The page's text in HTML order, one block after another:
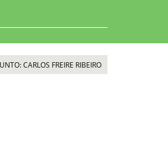
CARLOS FREIRE RIBEIRO